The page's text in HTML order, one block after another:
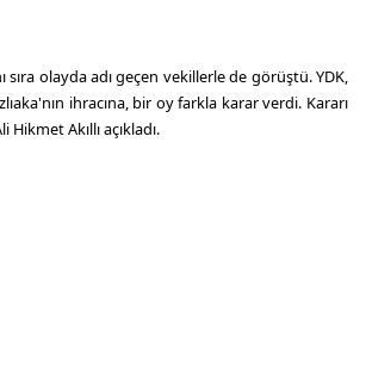
sıra olayda adı geçen vekillerle de görüştü. YDK,
ihracına, bir oy farkla karar verdi. Kararı
Akıllı açıkladı.